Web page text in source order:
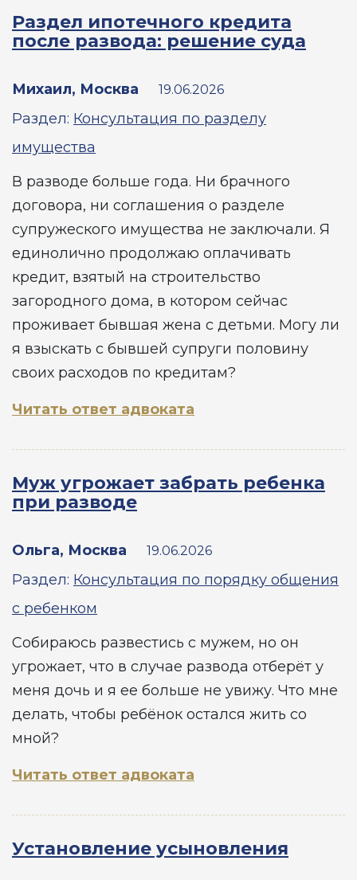
Раздел ипотечного кредита
после развода: решение суда
Михаил, Москва 19.06.2026
Раздел: Консультация по разделу
имущества
В разводе больше года. Ни брачного
договора, ни соглашения о разделе
супружеского имущества не заключали. Я
единолично продолжаю оплачивать
кредит, взятый на строительство
загородного дома, в котором сейчас
проживает бывшая жена с детьми. Могу ли
я взыскать с бывшей супруги половину
своих расходов по кредитам?
Читать ответ адвоката
Муж угрожает забрать ребенка
при разводе
Ольга, Москва 19.06.2026
Раздел: Консультация по порядку общения
с ребенком
Собираюсь развестись с мужем, но он
угрожает, что в случае развода отберёт у
меня дочь и я ее больше не увижу. Что мне
делать, чтобы ребёнок остался жить со
мной?
Читать ответ адвоката
Установление усыновления